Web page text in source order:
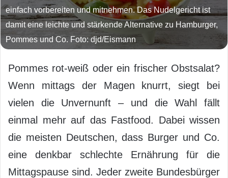
einfach vorbereiten und mitnehmen. Das Nudelgericht ist
damit eine leichte und stärkende Alternative zu Hamburger,
Pommes und Co. Foto: djd/Eismann
Pommes rot-weiß oder ein frischer Obstsalat?
Wenn mittags der Magen knurrt, siegt bei
vielen die Unvernunft – und die Wahl fällt
einmal mehr auf das Fastfood. Dabei wissen
die meisten Deutschen, dass Burger und Co.
eine denkbar schlechte Ernährung für die
Mittagspause sind. Jeder zweite Bundesbürger